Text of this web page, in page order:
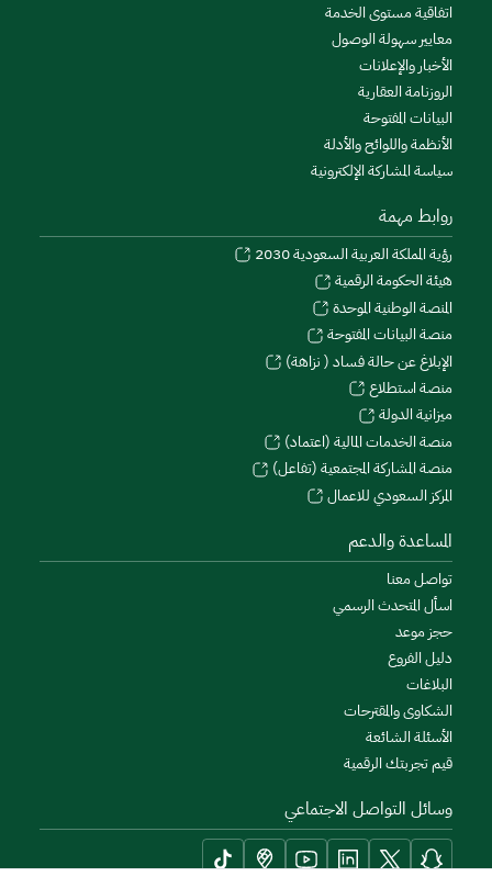
اتفاقية مستوى الخدمة
معايير سهولة الوصول
الأخبار والإعلانات
الروزنامة العقارية
البيانات المفتوحة
الأنظمة واللوائح والأدلة
سياسة المشاركة الإلكترونية
روابط مهمة
رؤية المملكة العربية السعودية 2030
هيئة الحكومة الرقمية
المنصة الوطنية الموحدة
منصة البيانات المفتوحة
الإبلاغ عن حالة فساد ( نزاهة)
منصة استطلاع
ميزانية الدولة
منصة الخدمات المالية (اعتماد)
منصة المشاركة المجتمعية (تفاعل)
المركز السعودي للاعمال
المساعدة والدعم
تواصل معنا
اسأل المتحدث الرسمي
حجز موعد
دليل الفروع
البلاغات
الشكاوى والمقترحات
الأسئلة الشائعة
قيم تجربتك الرقمية
وسائل التواصل الاجتماعي